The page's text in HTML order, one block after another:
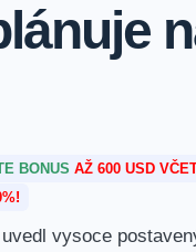
BONUS AŽ 600 USD
vysoce